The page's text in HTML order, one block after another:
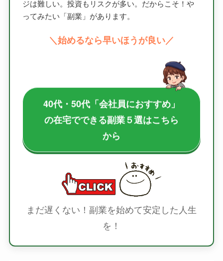
ジは難しい。投資もリスクが多い。だからこそ！や
ってみたい「副業」があります。
＼始めるなら早いほうが良い／
40代・50代「会社員におすすめ」
の在宅でできる副業５選はこちら
から
まだ遅くない！副業を始めて安定した人生
を！